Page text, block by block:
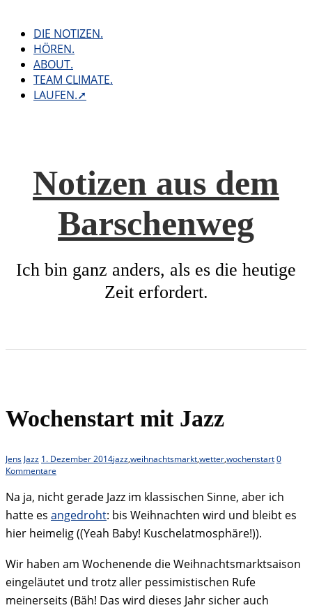
contentDIE NOTIZEN.
HÖREN.
ABOUT.
TEAM CLIMATE.
LAUFEN.➚
Notizen aus dem
Barschenweg
Ich bin ganz anders, als es die heutige
Zeit erfordert.
Wochenstart mit Jazz
JensJazz 1. Dezember 2014jazz,weihnachtsmarkt,wetter,wochenstart0
Kommentare
Na ja, nicht gerade Jazz im klassischen Sinne, aber ich
hatte es angedroht: bis Weihnachten wird und bleibt es
hier heimelig ((Yeah Baby! Kuschelatmosphäre!)).
Wir haben am Wochenende die Weihnachtsmarktsaison
eingeläutet und trotz aller pessimistischen Rufe
meinerseits (Bäh! Das wird dieses Jahr sicher auch